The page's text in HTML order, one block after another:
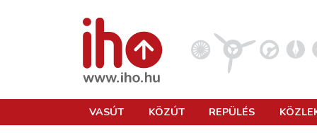
VASÚT KÖZÚT REPÜLÉS